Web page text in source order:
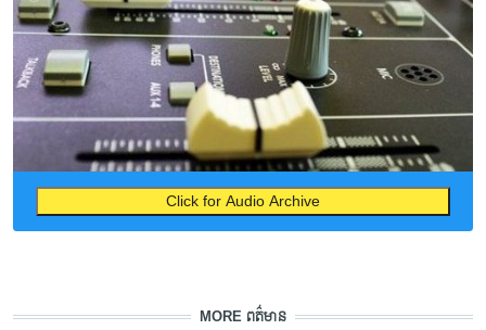
Click for Audio Archive
MORE ពត៌មាន